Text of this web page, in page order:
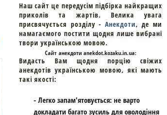
Наш сайт це передусім підбірка найкращих
приколів та жартів. Велика увага
присвячується розділу - Анекдоти, де ми
намагаємого постити щодня лише вибрані
твори українською мовою.
Cайт анекдоти anekdot.kozaku.in.ua:
Видасть Вам щодня порцію свіжих
анекдотів українською мовою, які мають
такі якості:
- Легко запам'ятовується: не варто
докладати багато зусиль для оволодіння